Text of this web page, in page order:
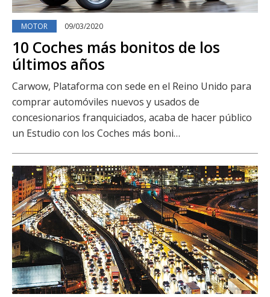
MOTOR 09/03/2020
10 Coches más bonitos de los
últimos años
Carwow, Plataforma con sede en el Reino Unido para
comprar automóviles nuevos y usados ​​de
concesionarios franquiciados, acaba de hacer público
un Estudio con los Coches más boni…